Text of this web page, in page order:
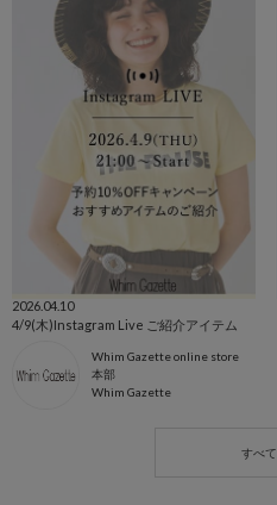
2026.04.10
4/9(木)Instagram Live ご紹介アイテム
Whim Gazette online store
本部
Whim Gazette